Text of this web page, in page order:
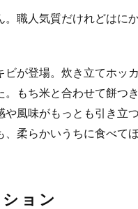
。職人気質だけれどはに
が登場。炊き立てホッ
もち米と合わせて餅つ
風味がもっとも引き立
柔らかいうちに食べて
ョン